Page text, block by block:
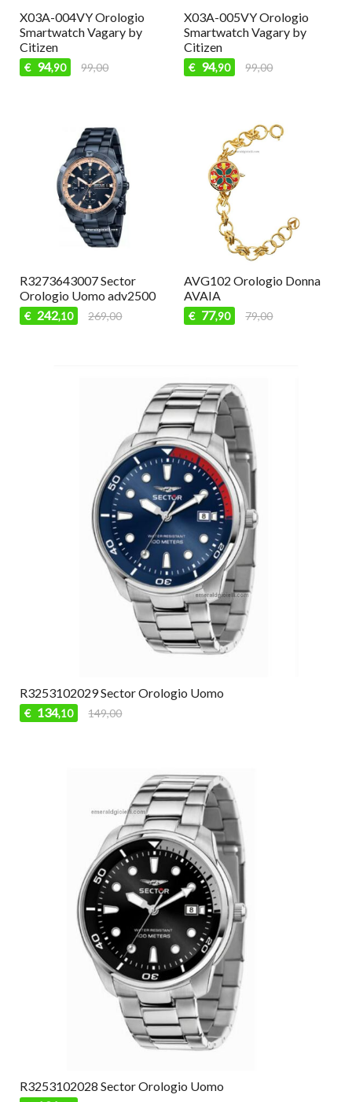
Orologio
by
X03A-005VY Orologio
Smartwatch Vagary by
€ 94
X03A-002VY
Smartwatch
€ 94
R3273643007 Sector
Orologio Uomo adv2500
€ 242,10 269,00
AVG102 Orologio Donna
AVAIA
€ 77,90 79,00
R3253102029 Sector Orologio Uomo
€ 134,10 149,00
R3253102028 Sector Orologio Uomo